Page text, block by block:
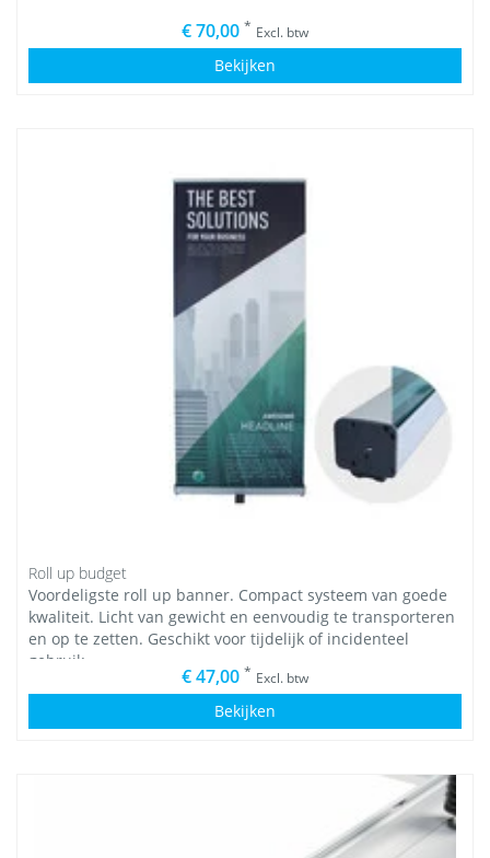
€ 70,00 * Excl. btw
Bekijken
Roll up budget
Voordeligste roll up banner. Compact systeem van goede
kwaliteit. Licht van gewicht en eenvoudig te transporteren
en op te zetten. Geschikt voor tijdelijk of incidenteel
gebruik.
€ 47,00 * Excl. btw
Bekijken